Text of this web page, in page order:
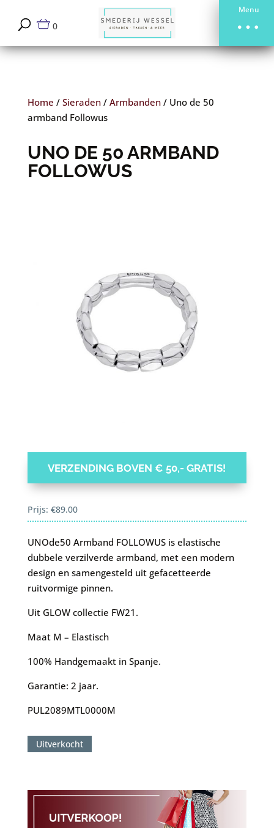
Menu
0
Home / Sieraden/ Armbanden/ Uno de 50
armband Followus
UNO DE 50 ARMBAND
FOLLOWUS
VERZENDING BOVEN € 50,- GRATIS!
Prijs: €89.00
UNOde50 Armband FOLLOWUS is elastische
dubbele verzilverde armband, met een modern
design en samengesteld uit gefacetteerde
ruitvormige pinnen.
Uit GLOW collectie FW21.
Maat M – Elastisch
100% Handgemaakt in Spanje.
Garantie: 2 jaar.
PUL2089MTL0000M
Uitverkocht